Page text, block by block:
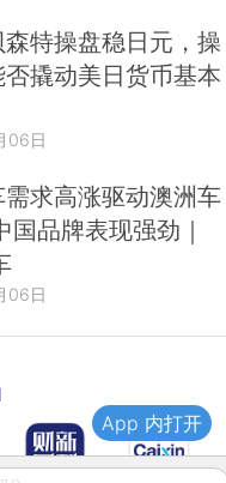
特操盘稳日元，操
撬动美日货币基本
06日
求高涨驱动澳洲车
国品牌表现强劲｜
06日
App 内打开